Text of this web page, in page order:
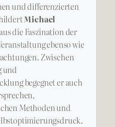
und differenzierten
Michael
die Faszination der
ebenso wie
Zwischen
und
begegnet er auch
Methoden und